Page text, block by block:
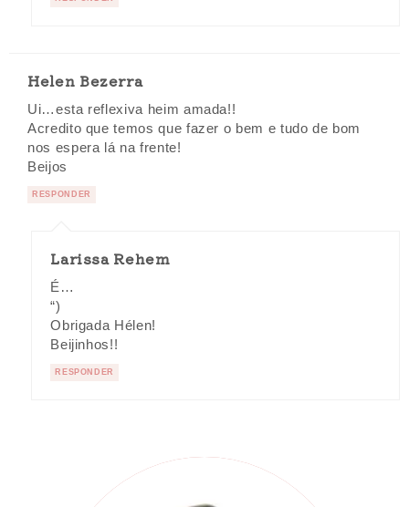
Helen Bezerra
Ui…esta reflexiva heim amada!!
Acredito que temos que fazer o bem e tudo de bom
nos espera lá na frente!
Beijos
RESPONDER
Larissa Rehem
É…
“)
Obrigada Hélen!
Beijinhos!!
RESPONDER